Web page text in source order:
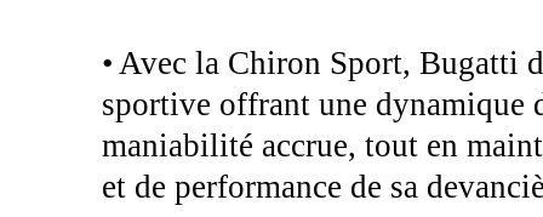
• Avec la Chiron Sport, Bugatti
sportive offrant une dynamique
maniabilité accrue, tout en
et de performance de sa